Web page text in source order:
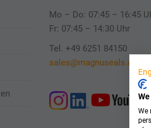
Mo – Do: 07:45 – 16:45
Fr: 07:45 – 14:30 Uhr
Tel. +49 6251 84150
sales@magnuseals.com
We